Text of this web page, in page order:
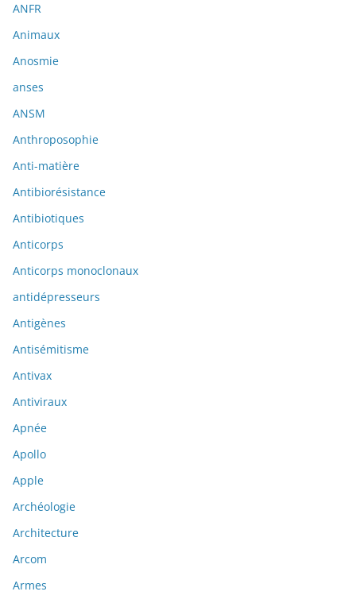
ANFR
Animaux
Anosmie
anses
ANSM
Anthroposophie
Anti-matière
Antibiorésistance
Antibiotiques
Anticorps
Anticorps monoclonaux
antidépresseurs
Antigènes
Antisémitisme
Antivax
Antiviraux
Apnée
Apollo
Apple
Archéologie
Architecture
Arcom
Armes